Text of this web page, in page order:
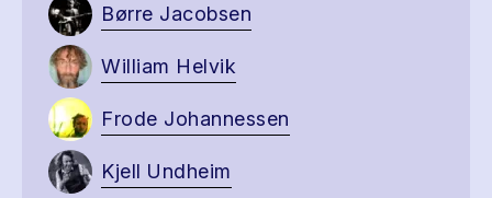
Børre Jacobsen
William Helvik
Frode Johannessen
Kjell Undheim